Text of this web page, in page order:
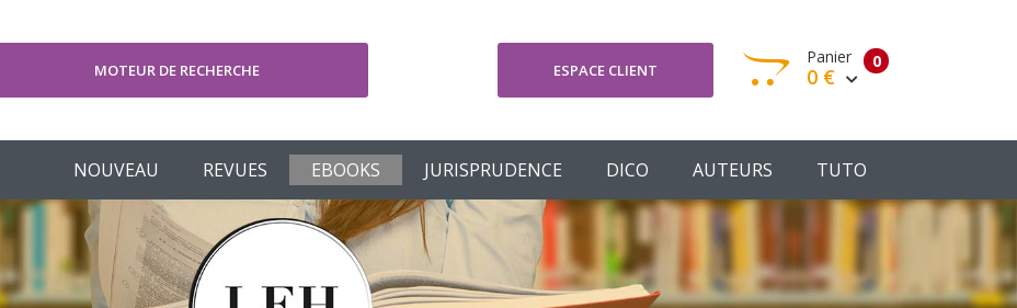
MOTEUR DE RECHERCHE ESPACE CLIENT 0
Panier
0 €
Votre panier est vide
Votre Panier Commander
NOUVEAU REVUES EBOOKS JURISPRUDENCE DICO AUTEURS TUTO